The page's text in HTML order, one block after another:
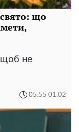
що
не
05:55 01.02